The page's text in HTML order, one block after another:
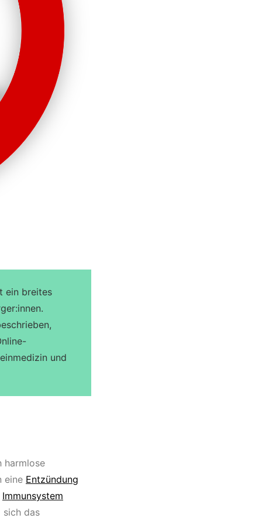
ein breites
und
harmlose
eine Entzündung
Immunsystem
das